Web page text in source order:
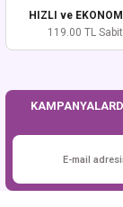
Ürün fiyatı
Bu ürüne
HIZLI ve
119.00 TL